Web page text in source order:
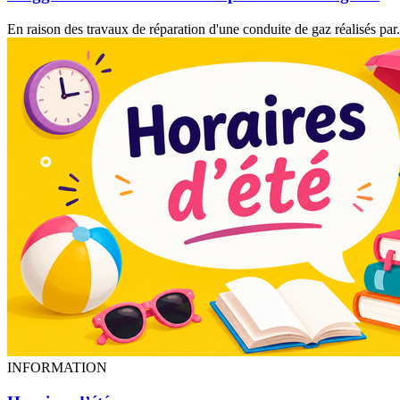
En raison des travaux de réparation d'une conduite de gaz réalisés
INFORMATION